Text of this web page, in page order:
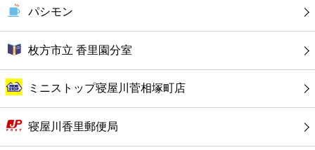
パシモン
枚方市立 香里園分室
ミニストップ寝屋川菅相塚町店
寝屋川香里郵便局